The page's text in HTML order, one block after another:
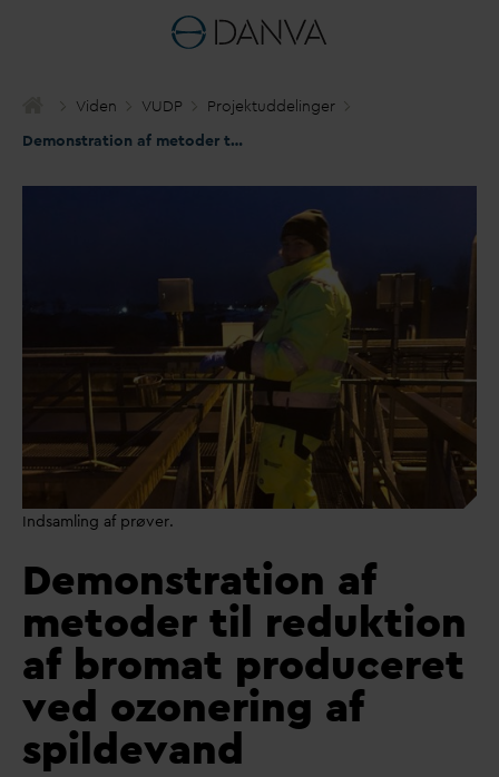
Viden VUDP
Projektuddelinger
Demonstration af metoder til reduktion af bromat produceret ved ozonering af spilde
Indsamling af prøver.
Demonstration af
metoder til reduktion
af bromat produceret
ved ozonering af
spildevand